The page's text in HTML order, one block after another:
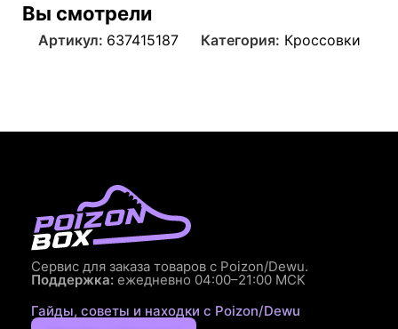
Вы смотрели
Артикул: 637415187 Категория: Кроссовки
Сервис для заказа товаров с Poizon/Dewu.
Поддержка: ежедневно 04:00–21:00 МСК
Гайды, советы и находки с Poizon/Dewu